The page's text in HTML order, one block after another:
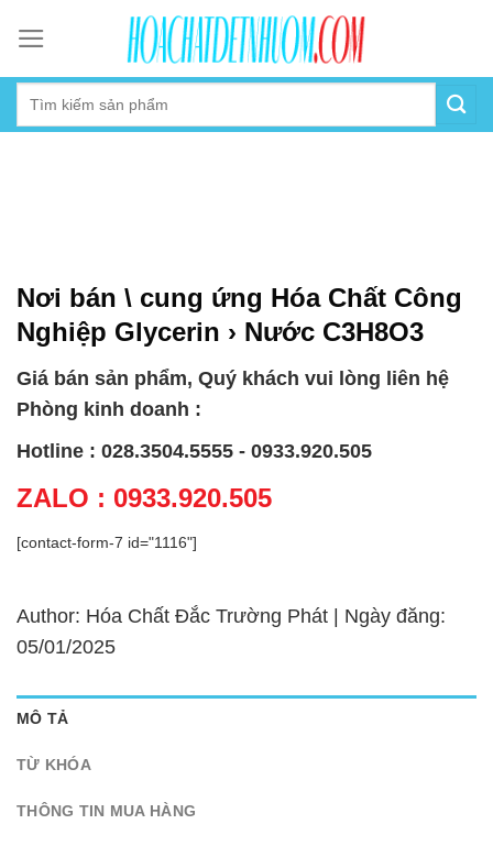
content
Nơi bán \ cung ứng Hóa Chất Công
Nghiệp Glycerin › Nước C3H8O3
Giá bán sản phẩm, Quý khách vui lòng liên hệ
Phòng kinh doanh :
Hotline : 028.3504.5555 - 0933.920.505
ZALO : 0933.920.505
[contact-form-7 id="1116"]
Author: Hóa Chất Đắc Trường Phát | Ngày đăng:
05/01/2025
MÔ TẢ
TỪ KHÓA
THÔNG TIN MUA HÀNG